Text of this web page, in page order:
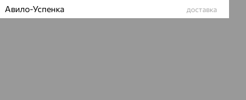
Авило-Успенка доставка